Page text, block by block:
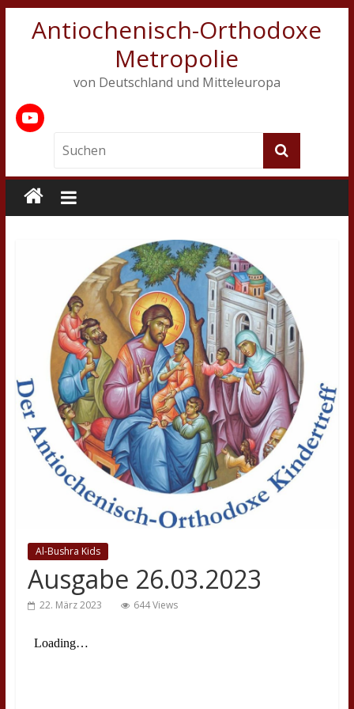
Antiochenisch-Orthodoxe
Metropolie
von Deutschland und Mitteleuropa
Al-Bushra Kids
Ausgabe 26.03.2023
22. März 2023 644 Views